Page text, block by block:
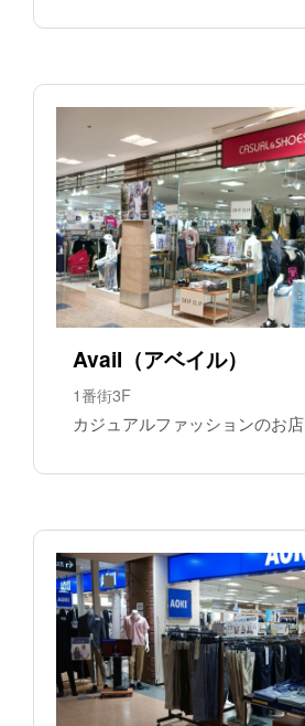
Avail（アベイル）
1番街3F
カジュアルファッションのお店